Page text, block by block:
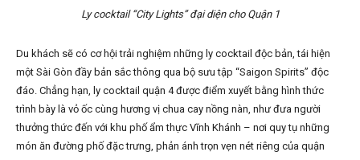
Ly cocktail “City Lights” đại diện cho Quận 1
Du khách sẽ có cơ hội trải nghiệm những ly cocktail độc bản, tái hiện
một Sài Gòn đầy bản sắc thông qua bộ sưu tập “Saigon Spirits” độc
đáo. Chẳng hạn, ly cocktail quận 4 được điểm xuyết bằng hình thức
trình bày là vỏ ốc cùng hương vị chua cay nồng nàn, như đưa người
thưởng thức đến với khu phố ẩm thực Vĩnh Khánh – nơi quy tụ những
món ăn đường phố đặc trưng, phản ánh trọn vẹn nét riêng của quận